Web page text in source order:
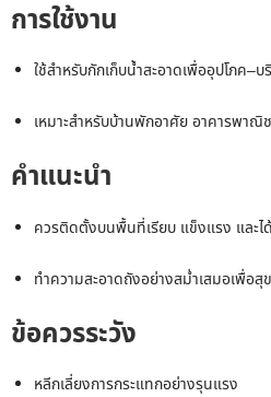
การใช้งาน
ใช้สำหรับกักเก็บน้ำสะอาดเพื่ออุปโภค–บ
เหมาะสำหรับบ้านพักอาศัย อาคารพาณิ
คำแนะนำ
ควรติดตั้งบนพื้นที่เรียบ แข็งแรง และไ
ทำความสะอาดถังอย่างสม่ำเสมอเพื่อ
ข้อควรระวัง
หลีกเลี่ยงการกระแทกอย่างรุนแรง